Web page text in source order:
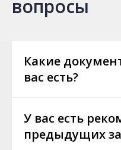
вопросы
Какие
вас есть?
У вас есть
предыдущих